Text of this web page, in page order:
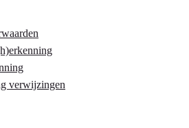
verwijzingen